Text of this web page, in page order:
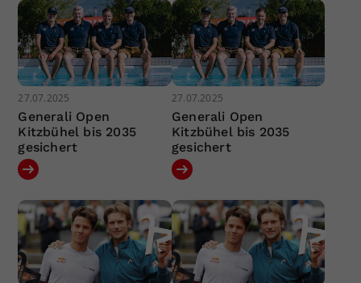
27.07.2025
Generali Open
Kitzbühel bis 2035
gesichert
27.07.2025
Generali Open
Kitzbühel bis 2035
gesichert